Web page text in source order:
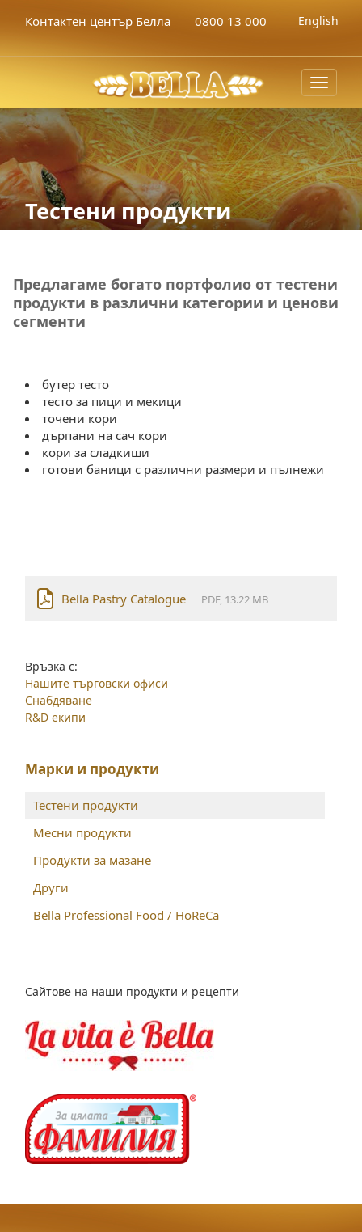
Контактен център Белла 0800 13 000 English
Toggle
Тестени продукти
Предлагаме богато портфолио от тестени
продукти в различни категории и ценови
сегменти
бутер тесто
тесто за пици и мекици
точени кори
дърпани на сач кори
кори за сладкиши
готови баници с различни размери и пълнежи
Bella Pastry Catalogue PDF, 13.22 MB
Връзка с:
Нашите търговски офиси
Снабдяване
R&D екипи
Марки и продукти
Тестени продукти
Месни продукти
Продукти за мазане
Други
Bella Professional Food / HoReCa
Сайтове на наши продукти и рецепти